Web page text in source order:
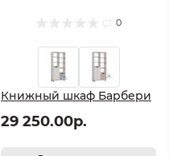
0
Книжный шкаф Барбери
29 250.00р.